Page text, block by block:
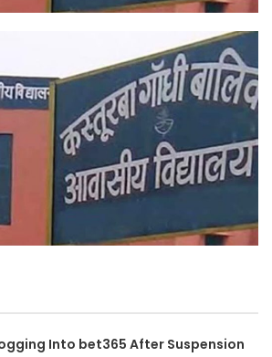
Into bet365 After Suspension